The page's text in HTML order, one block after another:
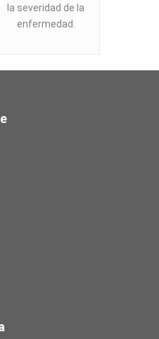
la severidad de la
enfermedad.